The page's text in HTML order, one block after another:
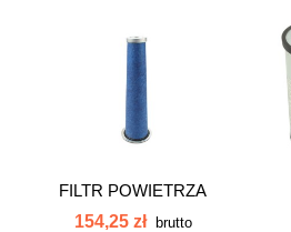
FILTR POWIETRZA
WEWNĘTRZNY...
154,25 zł brutto